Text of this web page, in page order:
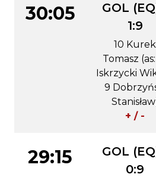
30:05
GOL
1:9
10 Kurek
Tomasz (as:
Iskrzycki
9
+ / -
29:15
GOL
0:9